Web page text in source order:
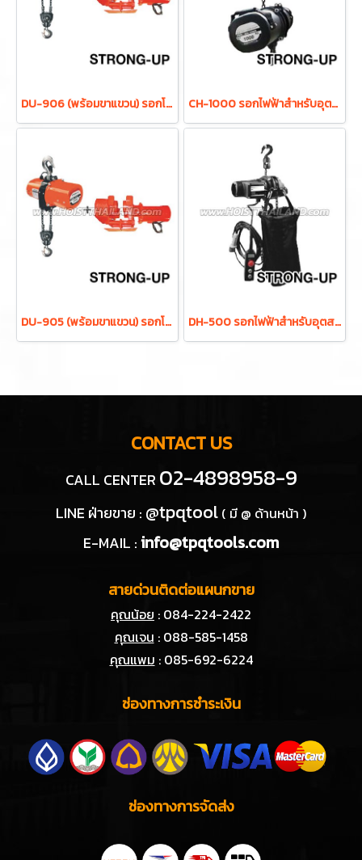
DU-906 (พร้อมขาแขวน) รอกโซ่ไฟฟ้า 2 ตัน 4 ระบบ ไฟ 380V โซ่ยาว 6 เมตร พร้อมขาแขวน STRONG-UP Electric mini chain hoist (Taiwan) CH-1000 รอกไฟฟ้าสำหรับอุตสาหกรรมบันเทิง ขนาด 1 ตัน 2 ทิศทาง 380V โซ่ยาว 6 เมตร STRONG-UP Electric chain hoist (Taiwan)
DU-905 (พร้อมขาแขวน) รอกโซ่ไฟฟ้า 1 ตัน 4 ระบบ ไฟ 380V โซ่ยาว 6 เมตร พร้อมขาแขวน STRONG-UP Electric mini chain hoist (Taiwan) DH-500 รอกไฟฟ้าสำหรับอุตสาหกรรมบันเทิง ขนาด 0.5 ตัน 2 ทิศทาง 220V โซ่ยาว 6 เมตร STRONG-UP Electric chain hoist (Taiwan)
CONTACT US
CALL CENTER 02-4898958-9
LINE ฝ่ายขาย : @tpqtool ( มี @ ด้านหน้า )
E-MAIL :info@tpqtools.com
สายด่วนติดต่อแผนกขาย
คุณน้อย : 084-224-2422
คุณเจน : 088-585-1458
คุณแพม : 085-692-6224
ช่องทางการชำระเงิน
ช่องทางการจัดส่ง